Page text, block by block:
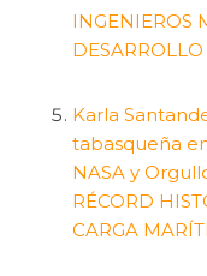
INGENIEROS
Karla
tabasqueña
NASA y
RÉCORD
CARGA